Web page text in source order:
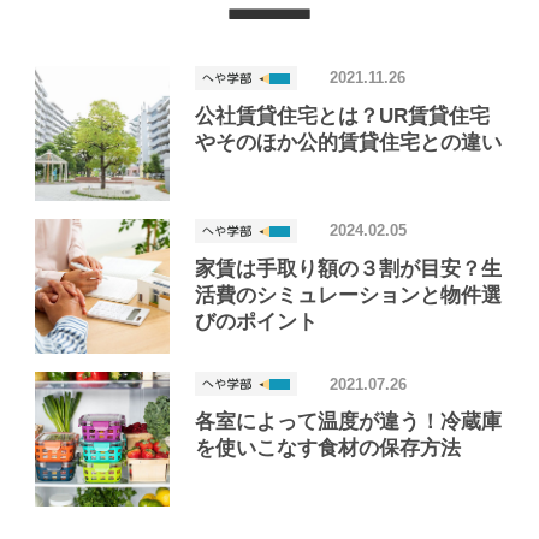
公社賃貸住宅とは？UR賃貸住宅
やそのほか公的賃貸住宅との違い
2021.11.26
家賃は手取り額の３割が目安？生
活費のシミュレーションと物件選
びのポイント
2024.02.05
各室によって温度が違う！冷蔵庫
を使いこなす食材の保存方法
2021.07.26